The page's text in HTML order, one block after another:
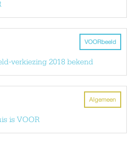
VOORbeeld
verkiezing 2018 bekend
Algemeen
is VOOR